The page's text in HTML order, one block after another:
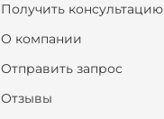
Получить консультацию
О компании
Отправить запрос
Отзывы